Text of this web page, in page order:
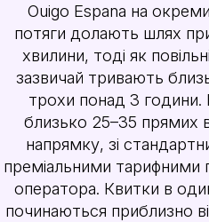
Ouigo Espana на
потяги долають шлях
хвилини, тоді як
зазвичай тривають
трохи понад 3 години.
близько 25–35 прямих
напрямку, зі
преміальними тарифними
оператора. Квитки в
починаються приблизно